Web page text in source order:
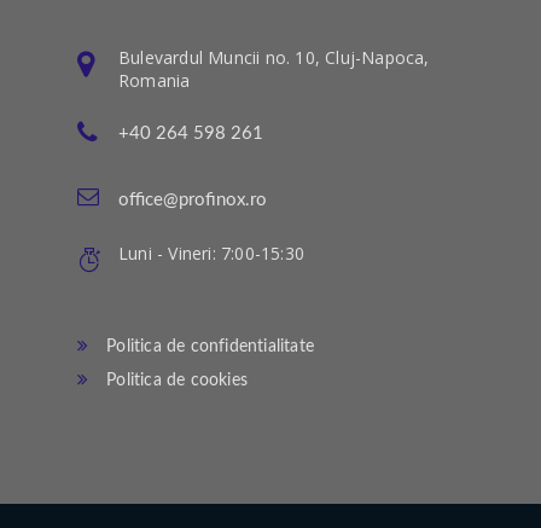
Bulevardul Muncii no. 10, Cluj-Napoca,
Romania
+40 264 598 261
office@profinox.ro
Luni - Vineri: 7:00-15:30
Politica de confidentialitate
Politica de cookies